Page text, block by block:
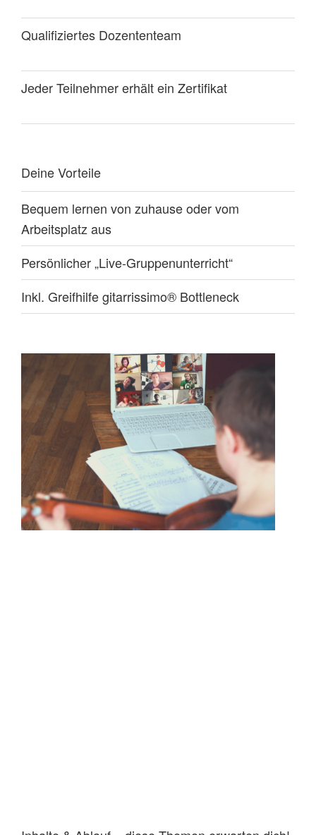
Qualifiziertes Dozententeam
Jeder Teilnehmer erhält ein Zertifikat
Deine Vorteile
Bequem lernen von zuhause oder vom
Arbeitsplatz aus
Persönlicher „Live-Gruppenunterricht“
Inkl. Greifhilfe gitarrissimo® Bottleneck